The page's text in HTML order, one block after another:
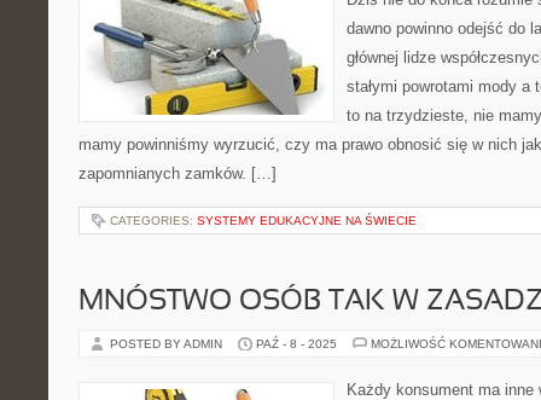
dawno powinno odejść do
głównej lidze
stałymi powrotami mody a
to na trzydzieste, nie
mamy powinniśmy wyrzucić, czy ma prawo obnosić się w nich
zapomnianych zamków. […]
CATEGORIES: SYSTEMY EDUKACYJNE NA ŚWIECIE
MNÓSTWO OSÓB TAK W
POSTED BY ADMIN PAŹ - 8 - 2025 MOŻLIWOŚĆ
Każdy konsument ma inne